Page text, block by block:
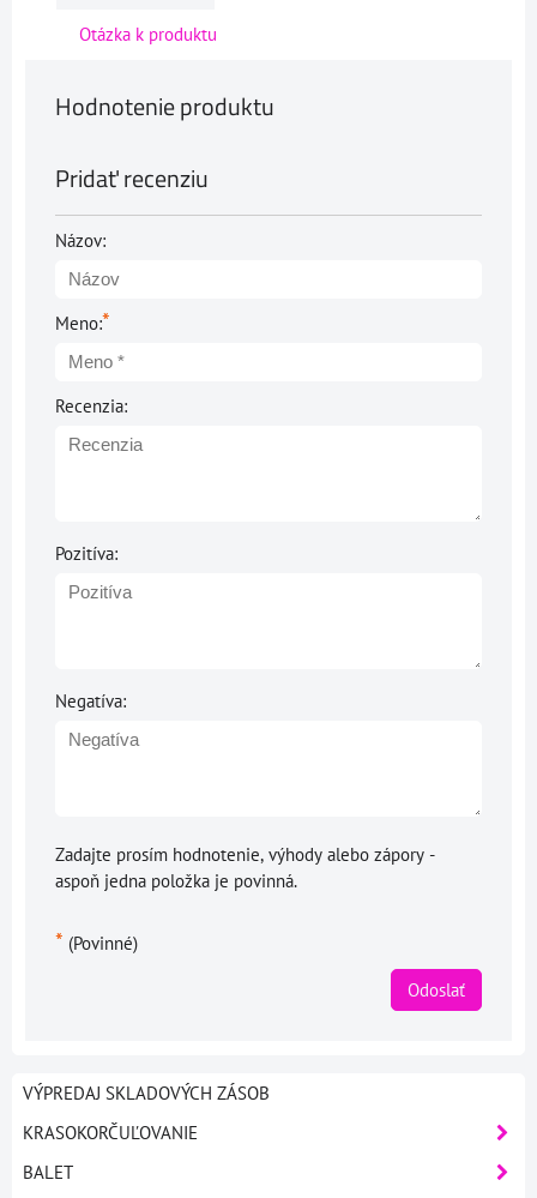
Otázka k produktu
Hodnotenie produktu
Pridať recenziu
Názov:
Meno:*
Recenzia:
Pozitíva:
Negatíva:
Zadajte prosím hodnotenie, výhody alebo zápory -
aspoň jedna položka je povinná.
* (Povinné)
Odoslať
VÝPREDAJ SKLADOVÝCH ZÁSOB
KRASOKORČUĽOVANIE
BALET